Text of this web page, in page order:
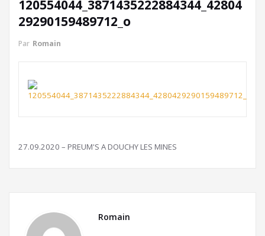
120554044_3871435222884344_42804
29290159489712_o
Par Romain
27.09.2020 – PREUM'S A DOUCHY LES MINES
Romain